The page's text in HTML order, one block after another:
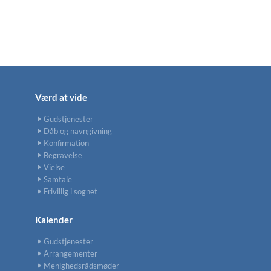
Værd at vide
Gudstjenester
Dåb og navngivning
Konfirmation
Begravelse
Vielse
Samtale
Frivillig i sognet
Kalender
Gudstjenester
Arrangementer
Menighedsrådsmøder